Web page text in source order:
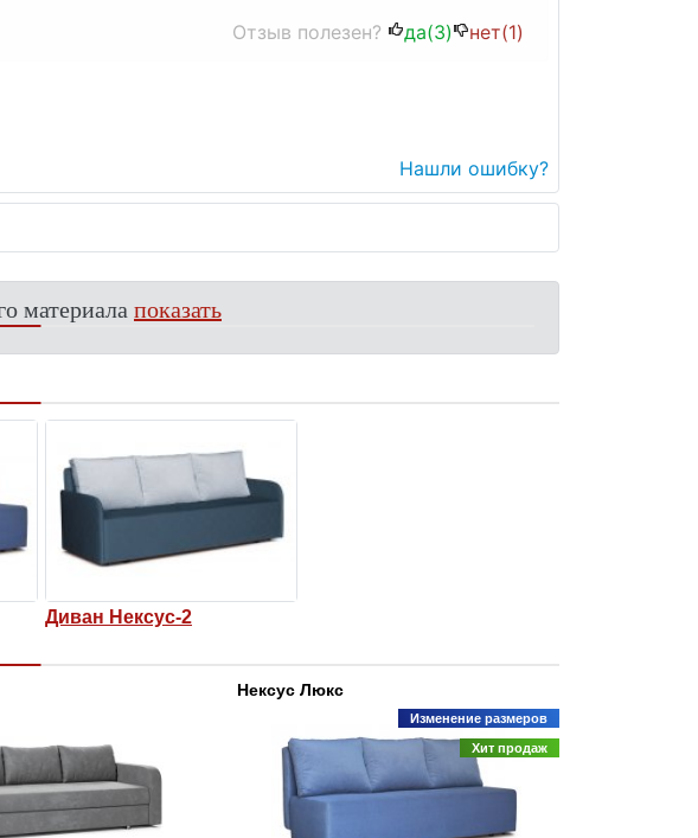
Отзыв полезен?
да(3) нет(1)
Нашли ошибку?
материалапоказать
Диван Нексус-2
Нексус Люкс
Изменение размеров
Хит продаж